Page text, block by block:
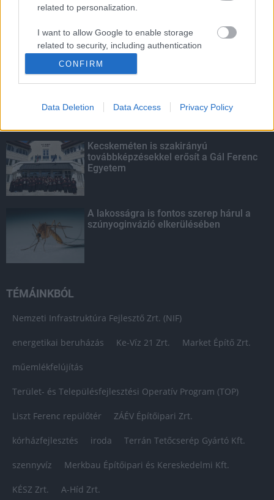
related to personalization.
I want to allow Google to enable storage
related to security, including authentication
CONFIRM
Data Deletion Data Access Privacy Policy
KIEMELT
Megérkezett az eső a Duna
Kecskeméten is szakirányú
továbbképzésekkel erősít a Gál Ferenc
Egyetem
A lakosságra is fontos szerep hárul a
szúnyoginvázió elkerülésében
TÉMÁINKBÓL
Nemzeti Infrastruktúra Fejlesztő Zrt. (NIF)
energetikai beruházás Ke-Víz 21 Zrt. Market Építő Zrt.
műemlékfelújítás
Terület- és Településfejlesztési Operatív Program (TOP)
Liszt Ferenc repülőtér ZÁÉV Építőipari Zrt.
kórházfejlesztés iroda Terrán Tetőcserép Gyártó Kft.
szennyvíz Merkbau Építőipari és Kereskedelmi Kft.
KÉSZ Zrt. A-Híd Zrt.